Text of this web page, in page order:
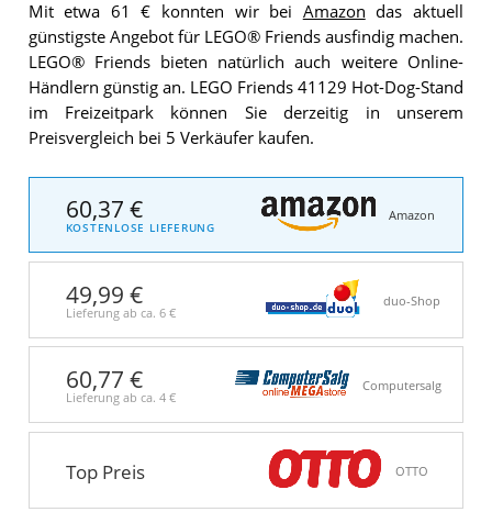
Mit etwa 61 € konnten wir bei Amazon das aktuell
günstigste Angebot für LEGO® Friends ausfindig machen.
LEGO® Friends bieten natürlich auch weitere Online-
Händlern günstig an. LEGO Friends 41129 Hot-Dog-Stand
im Freizeitpark können Sie derzeitig in unserem
Preisvergleich bei 5 Verkäufer kaufen.
60,37 €
KOSTENLOSE LIEFERUNG
Amazon
49,99 €
Lieferung ab ca. 6 €
duo-Shop
60,77 €
Lieferung ab ca. 4 €
Computersalg
Top Preis OTTO